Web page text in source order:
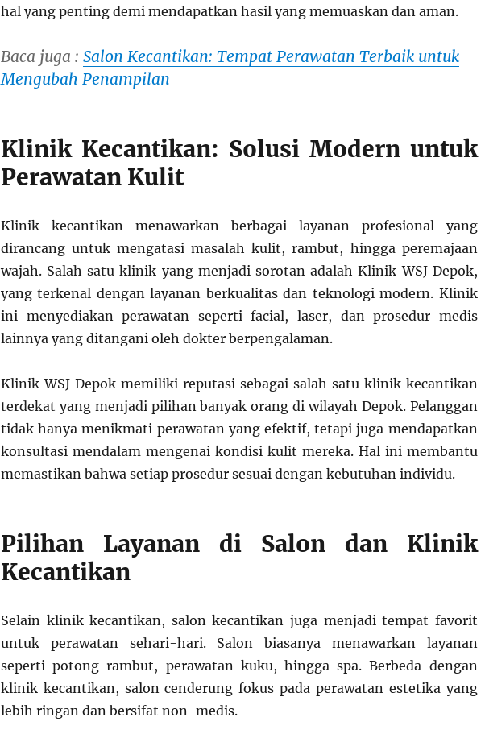
hal yang penting demi mendapatkan hasil yang memuaskan dan aman.
Baca juga : Salon Kecantikan: Tempat Perawatan Terbaik untuk
Mengubah Penampilan
Klinik Kecantikan: Solusi Modern untuk
Perawatan Kulit
Klinik kecantikan menawarkan berbagai layanan profesional yang
dirancang untuk mengatasi masalah kulit, rambut, hingga peremajaan
wajah. Salah satu klinik yang menjadi sorotan adalah Klinik WSJ Depok,
yang terkenal dengan layanan berkualitas dan teknologi modern. Klinik
ini menyediakan perawatan seperti facial, laser, dan prosedur medis
lainnya yang ditangani oleh dokter berpengalaman.
Klinik WSJ Depok memiliki reputasi sebagai salah satu klinik kecantikan
terdekat yang menjadi pilihan banyak orang di wilayah Depok. Pelanggan
tidak hanya menikmati perawatan yang efektif, tetapi juga mendapatkan
konsultasi mendalam mengenai kondisi kulit mereka. Hal ini membantu
memastikan bahwa setiap prosedur sesuai dengan kebutuhan individu.
Pilihan Layanan di Salon dan Klinik
Kecantikan
Selain klinik kecantikan, salon kecantikan juga menjadi tempat favorit
untuk perawatan sehari-hari. Salon biasanya menawarkan layanan
seperti potong rambut, perawatan kuku, hingga spa. Berbeda dengan
klinik kecantikan, salon cenderung fokus pada perawatan estetika yang
lebih ringan dan bersifat non-medis.